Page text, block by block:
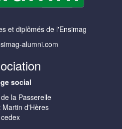
et diplômés de l'Ensimag
alumni.com
social
la Passerelle
Martin d'Hères
cedex